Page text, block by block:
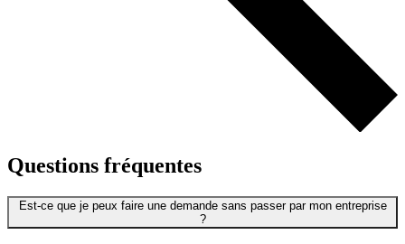
Questions fréquentes
Est-ce que je peux faire une demande sans passer par mon entreprise
?